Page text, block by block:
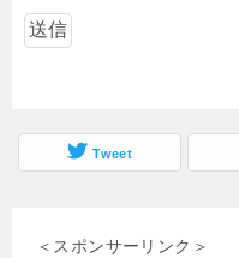
Tweet
＜スポンサーリンク＞